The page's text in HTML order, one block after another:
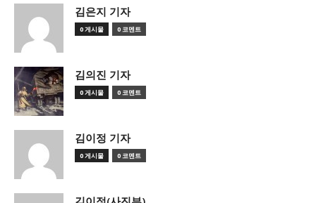
김은지 기자
0 게시물 0 코멘트
김의진 기자
0 게시물 0 코멘트
김이정 기자
0 게시물 0 코멘트